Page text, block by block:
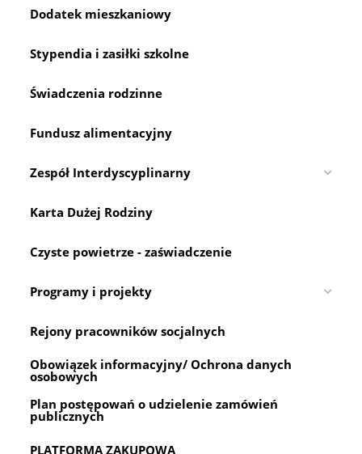
Dodatek mieszkaniowy
Stypendia i zasiłki szkolne
Świadczenia rodzinne
Fundusz alimentacyjny
Zespół Interdyscyplinarny
Karta Dużej Rodziny
Czyste powietrze - zaświadczenie
Programy i projekty
Rejony pracowników socjalnych
Obowiązek informacyjny/ Ochrona danych
osobowych
Plan postępowań o udzielenie zamówień
publicznych
PLATFORMA ZAKUPOWA